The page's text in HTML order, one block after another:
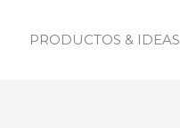
PRODUCTOS & IDEAS